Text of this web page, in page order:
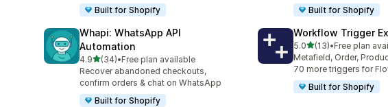
Built for Shopify
Built for Shopify
Whapi: WhatsApp API
Automation
4.95つ星中
(34)
合計レビュー数：34件
•Free plan available
Recover abandoned checkouts,
confirm orders & chat on WhatsApp
Built for Shopify
Workflow Trigger
5.05つ星中
(13)
合計レビュー数：13件
•Free plan
Metafield, Order,
70 more triggers for
Built for Shopify